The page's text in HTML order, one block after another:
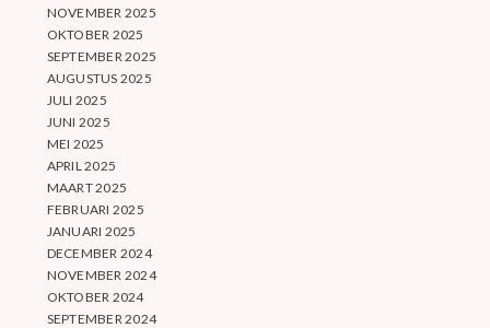
NOVEMBER 2025
OKTOBER 2025
SEPTEMBER 2025
AUGUSTUS 2025
JULI 2025
JUNI 2025
MEI 2025
APRIL 2025
MAART 2025
FEBRUARI 2025
JANUARI 2025
DECEMBER 2024
NOVEMBER 2024
OKTOBER 2024
SEPTEMBER 2024